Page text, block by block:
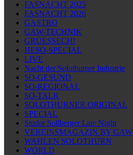
FASNACHT 2025
FASNACHT 2026
GASTRO
GAW-TECHNIK
GRÜESSECH!
HESO-SPECIAL
LIVE
Nacht der Solothurner Industrie
SO-GESUND
SO-REGIONAL
SO-TALK
SOLOTHURNER ORIGINAL
SPECIAL
Studer Sollberger Late Night
VEREINSMAGAZIN BY GAW
WAHLEN SOLOTHURN
WORLD